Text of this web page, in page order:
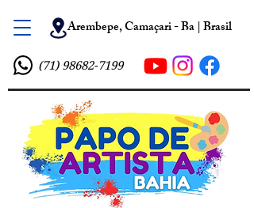
Arembepe, Camaçari - Ba | Brasil
(71) 98682-7199